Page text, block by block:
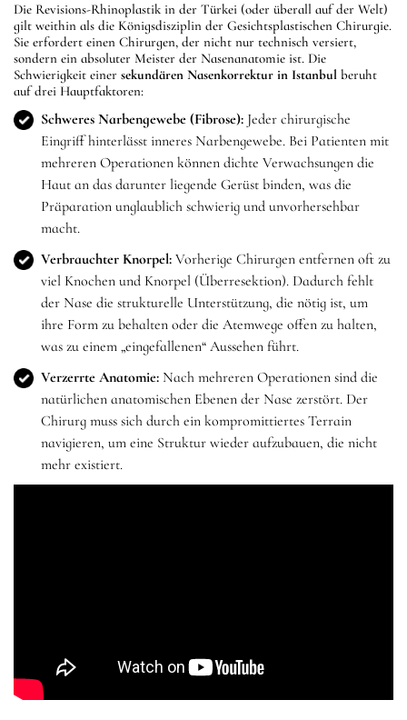
Die Revisions-Rhinoplastik in der Türkei (oder überall auf der Welt)
gilt weithin als die Königsdisziplin der Gesichtsplastischen Chirurgie.
Sie erfordert einen Chirurgen, der nicht nur technisch versiert,
sondern ein absoluter Meister der Nasenanatomie ist. Die
Schwierigkeit einer sekundären Nasenkorrektur in Istanbul beruht
auf drei Hauptfaktoren:
Schweres Narbengewebe (Fibrose): Jeder chirurgische
Eingriff hinterlässt inneres Narbengewebe. Bei Patienten mit
mehreren Operationen können dichte Verwachsungen die
Haut an das darunter liegende Gerüst binden, was die
Präparation unglaublich schwierig und unvorhersehbar
macht.
Verbrauchter Knorpel: Vorherige Chirurgen entfernen oft zu
viel Knochen und Knorpel (Überresektion). Dadurch fehlt
der Nase die strukturelle Unterstützung, die nötig ist, um
ihre Form zu behalten oder die Atemwege offen zu halten,
was zu einem „eingefallenen“ Aussehen führt.
Verzerrte Anatomie: Nach mehreren Operationen sind die
natürlichen anatomischen Ebenen der Nase zerstört. Der
Chirurg muss sich durch ein kompromittiertes Terrain
navigieren, um eine Struktur wieder aufzubauen, die nicht
mehr existiert.